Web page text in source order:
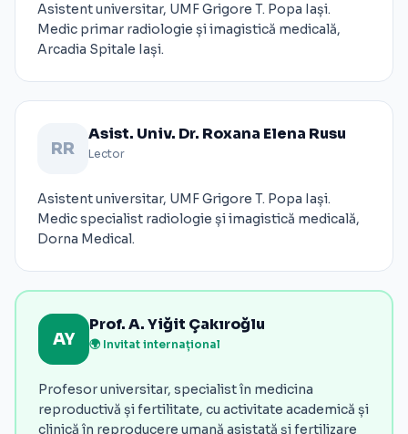
Asistent universitar, UMF Grigore T. Popa Iași.
Medic primar radiologie și imagistică medicală,
Arcadia Spitale Iași.
RR
Asist. Univ. Dr. Roxana Elena Rusu
Lector
Asistent universitar, UMF Grigore T. Popa Iași.
Medic specialist radiologie și imagistică medicală,
Dorna Medical.
AY
Prof. A. Yiğit Çakıroğlu
🌍 Invitat internațional
Profesor universitar, specialist în medicina
reproductivă și fertilitate, cu activitate academică și
clinică în reproducere umană asistată și fertilizare